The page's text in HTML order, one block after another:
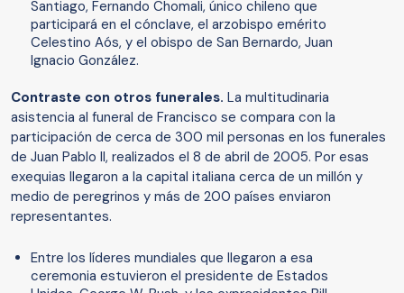
Santiago, Fernando Chomali, único chileno que
participará en el cónclave, el arzobispo emérito
Celestino Aós, y el obispo de San Bernardo, Juan
Ignacio González.
Contraste con otros funerales. La multitudinaria
asistencia al funeral de Francisco se compara con la
participación de cerca de 300 mil personas en los funerales
de Juan Pablo II, realizados el 8 de abril de 2005. Por esas
exequias llegaron a la capital italiana cerca de un millón y
medio de peregrinos y más de 200 países enviaron
representantes.
Entre los líderes mundiales que llegaron a esa
ceremonia estuvieron el presidente de Estados